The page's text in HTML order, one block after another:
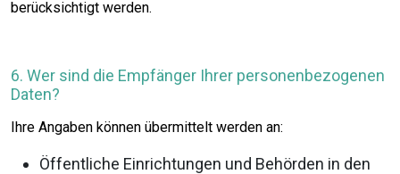
berücksichtigt werden.
6. Wer sind die Empfänger Ihrer personenbezogenen
Daten?
Ihre Angaben können übermittelt werden an:
Öffentliche Einrichtungen und Behörden in den